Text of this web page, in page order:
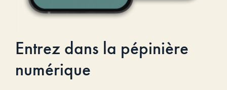
Entrez dans la pépinière
numérique